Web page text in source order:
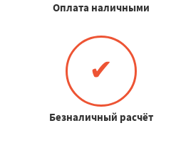
Оплата наличными
✔
Безналичный расчёт